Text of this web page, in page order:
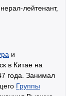
лейтенант,
и
в Китае на
года. Занимал
Группы